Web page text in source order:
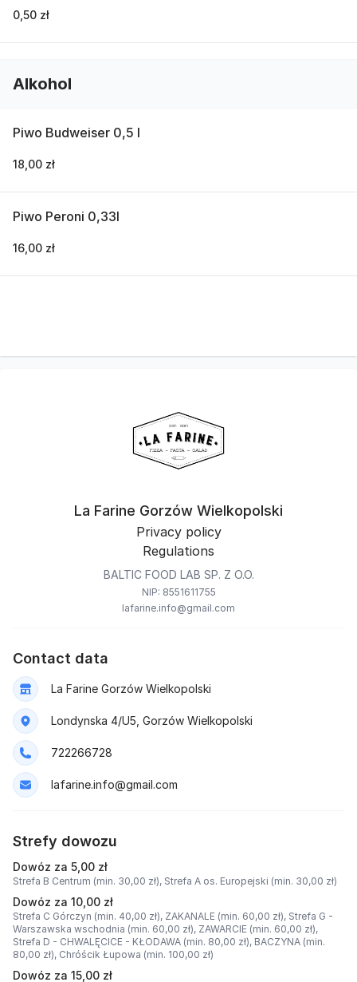
0,50 zł
Alkohol
Piwo Budweiser 0,5 l
18,00 zł
Piwo Peroni 0,33l
16,00 zł
La Farine Gorzów Wielkopolski
Privacy policy
Regulations
BALTIC FOOD LAB SP. Z O.O.
NIP: 8551611755
lafarine.info@gmail.com
Contact data
La Farine Gorzów Wielkopolski
Londynska 4/U5, Gorzów Wielkopolski
722266728
lafarine.info@gmail.com
Strefy dowozu
Dowóz za 5,00 zł
Strefa B Centrum (min. 30,00 zł), Strefa A os. Europejski (min. 30,00 zł)
Dowóz za 10,00 zł
Strefa C Górczyn (min. 40,00 zł), ZAKANALE (min. 60,00 zł), Strefa G -
Warszawska wschodnia (min. 60,00 zł), ZAWARCIE (min. 60,00 zł),
Strefa D - CHWALĘCICE - KŁODAWA (min. 80,00 zł), BACZYNA (min.
80,00 zł), Chróścik Łupowa (min. 100,00 zł)
Dowóz za 15,00 zł